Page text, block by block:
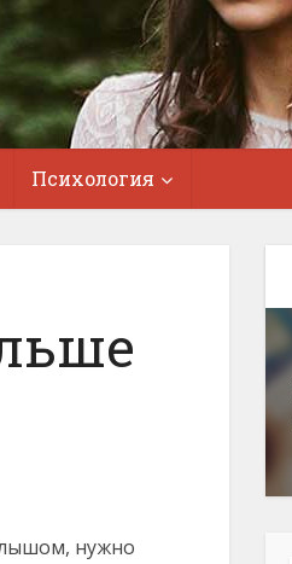
Психология
нужно